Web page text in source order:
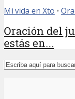
Mi vida en Xto •
Oración del
estás en...